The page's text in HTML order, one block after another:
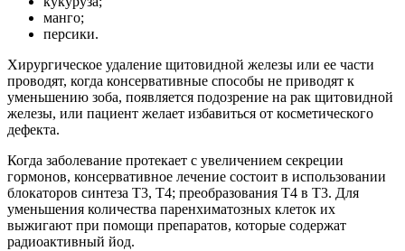
манго;
персики.
Хирургическое удаление щитовидной железы или ее части
проводят, когда консервативные способы не приводят к
уменьшению зоба, появляется подозрение на рак щитовидной
железы, или пациент желает избавиться от косметического
дефекта.
Когда заболевание протекает с увеличением секреции
гормонов, консервативное лечение состоит в использовании
блокаторов синтеза T3, T4; преобразования T4 в T3. Для
уменьшения количества паренхиматозных клеток их
выжигают при помощи препаратов, которые содержат
радиоактивный йод.